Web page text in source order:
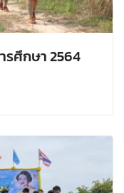
รศึกษา 2564